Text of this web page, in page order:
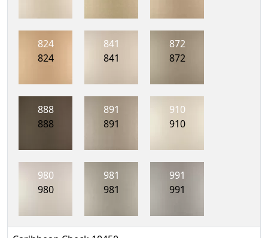
824
824
841
841
872
872
888
888
891
891
910
910
980
980
981
981
991
991